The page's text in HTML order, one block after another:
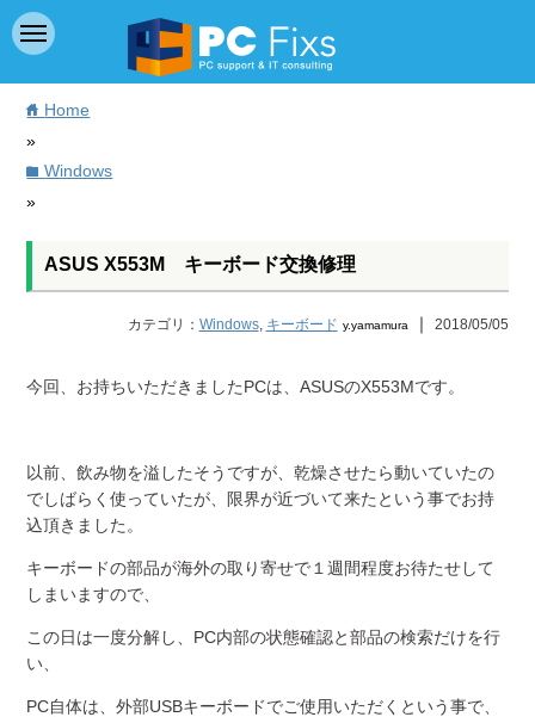
home Home
»
folderWindows
»
ASUS X553M キーボード交換修理
カテゴリ： Windows, キーボード y.yamamura ｜ 2018/05/05
今回、お持ちいただきましたPCは、ASUSのX553Mです。
以前、飲み物を溢したそうですが、乾燥させたら動いていたの
でしばらく使っていたが、限界が近づいて来たという事でお持
込頂きました。
キーボードの部品が海外の取り寄せで１週間程度お待たせして
しまいますので、
この日は一度分解し、PC内部の状態確認と部品の検索だけを行
い、
PC自体は、外部USBキーボードでご使用いただくという事で、